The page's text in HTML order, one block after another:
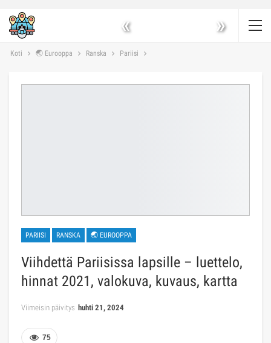
« »
Koti 🌏 Eurooppa Ranska Pariisi
PARIISI RANSKA 🌏 EUROOPPA
Viihdettä Pariisissa lapsille – luettelo,
hinnat 2021, valokuva, kuvaus, kartta
Viimeisin päivitys huhti 21, 2024
75